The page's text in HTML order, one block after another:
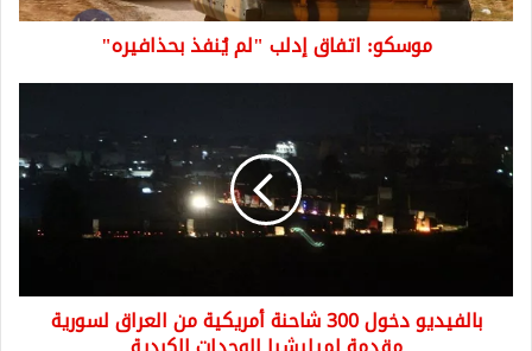
موسكو: اتفاق إدلب "لم يُنفذ بحذافيره"
دخول
300
شاحنة
مقدمة
لميليشيا
بالفيديو دخول 300 شاحنة أمريكية من العراق لسورية